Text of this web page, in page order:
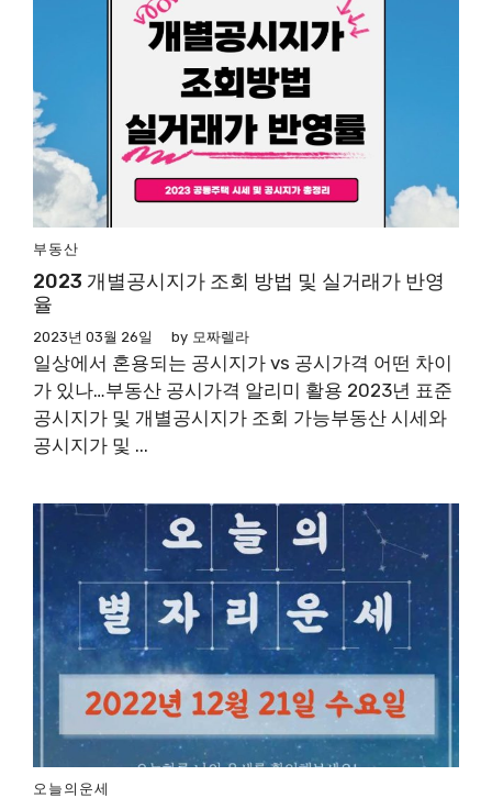
부동산
2023 개별공시지가 조회 방법 및 실거래가 반영
율
2023년 03월 26일 by 모짜렐라
일상에서 혼용되는 공시지가 vs 공시가격 어떤 차이
가 있나…부동산 공시가격 알리미 활용 2023년 표준
공시지가 및 개별공시지가 조회 가능부동산 시세와
공시지가 및 ...
오늘의운세